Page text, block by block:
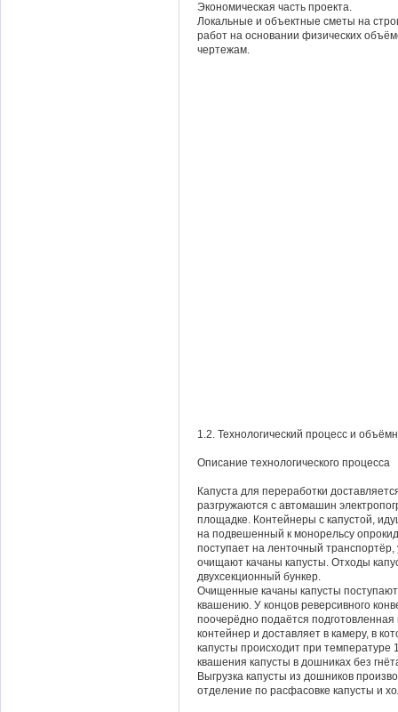
Экономическая часть проекта.
Локальные и объектные сметы на
работ на основании физических
чертежам.
1.2. Технологический процесс и
Описание технологического процесса
Капуста для переработки
разгружаются с автомашин
площадке. Контейнеры с капустой,
на подвешенный к монорельсу
поступает на ленточный
очищают качаны капусты. Отходы
двухсекционный бункер.
Очищенные качаны капусты поступают
квашению. У концов реверсивного
поочерёдно подаётся
контейнер и доставляет в камеру, в
капусты происходит при
квашения капусты в дошниках без
Выгрузка капусты из дошников
отделение по расфасовке капусты и